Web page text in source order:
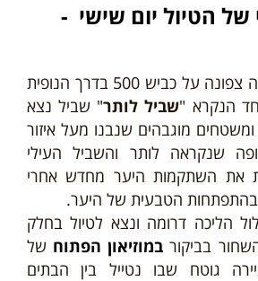
של הטיול יום שישי -
צפונה על כביש 500 בדרך הנופית
הנקרא "שביל לותר" שביל נצא
מוגבהים שנבנו מעל איזור
שנקראה לותר והשביל העילי
את השתקמות היער מחדש אחרי
בהתפתחות הטבעית של היער.
הליכה דרומה ונצא לטיול בחלק
בביקור במוזיאון הפתוח של
גוטח שבו נטייל בין הבתים